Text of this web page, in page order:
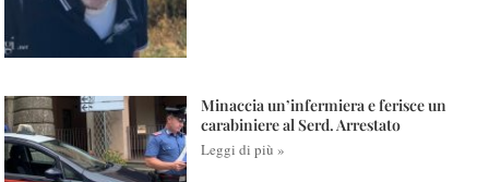
Minaccia un’infermiera e ferisce un
carabiniere al Serd. Arrestato
Leggi di più »